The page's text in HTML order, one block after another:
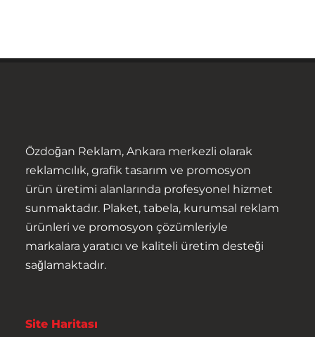
Özdoğan Reklam, Ankara merkezli olarak
reklamcılık, grafik tasarım ve promosyon
ürün üretimi alanlarında profesyonel hizmet
sunmaktadır. Plaket, tabela, kurumsal reklam
ürünleri ve promosyon çözümleriyle
markalara yaratıcı ve kaliteli üretim desteği
sağlamaktadır.
Site Haritası
Anasayfa